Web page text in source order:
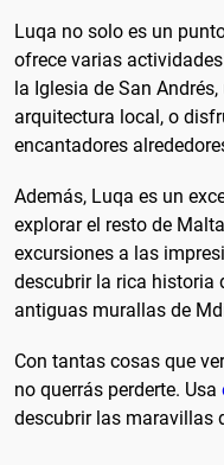
Luqa no solo es un
ofrece varias
la Iglesia de San
arquitectura local, o
encantadores
Además, Luqa es un
explorar el resto de
excursiones a las
descubrir la rica historia
antiguas murallas de
Con tantas cosas que
no querrás perderte. Usa
descubrir las maravillas